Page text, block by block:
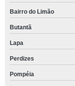
Bairro do Limão
Butantã
Lapa
Perdizes
Pompéia